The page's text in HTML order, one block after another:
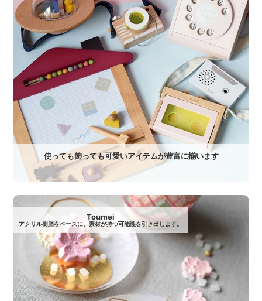
使っても飾っても可愛いアイテムが豊富に揃います
Toumei
アクリル樹脂をベースに、素材が持つ可能性を引き出します。